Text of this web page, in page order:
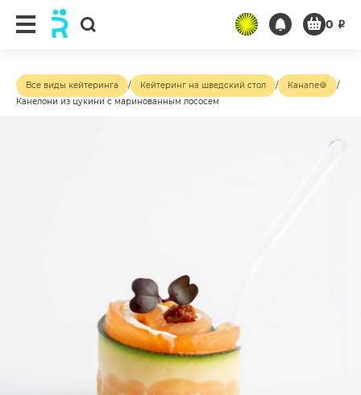
0 ₽
Все виды кейтеринга / Кейтеринг на шведский стол / Канапе🍪
/
Канелони из цукини с маринованным лососем